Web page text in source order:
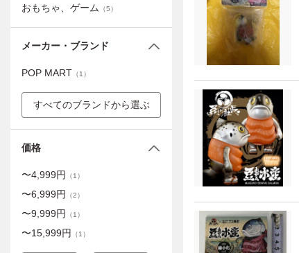
おもちゃ、ゲーム （5）
メーカー・ブランド
POP MART （1 ）
すべてのブランドから選ぶ
価格
〜4,999円 （1 ）
〜6,999円 （2）
〜9,999円 （1 ）
〜15,999円 （1 ）